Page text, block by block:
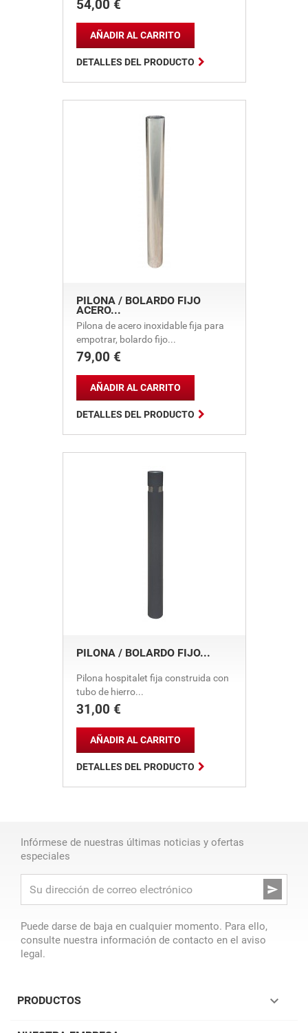
Precio
54,00 €

AÑADIR AL CARRITO
DETALLES DEL PRODUCTO
PILONA / BOLARDO FIJO
ACERO...
Pilona de acero inoxidable fija para
empotrar, bolardo fijo...
Precio
79,00 €

AÑADIR AL CARRITO
DETALLES DEL PRODUCTO
PILONA / BOLARDO FIJO...
Pilona hospitalet fija construida con
tubo de hierro...
Precio
31,00 €

AÑADIR AL CARRITO
DETALLES DEL PRODUCTO
Infórmese de nuestras últimas noticias y ofertas
especiales

Puede darse de baja en cualquier momento. Para ello,
consulte nuestra información de contacto en el aviso
legal.
PRODUCTOS 